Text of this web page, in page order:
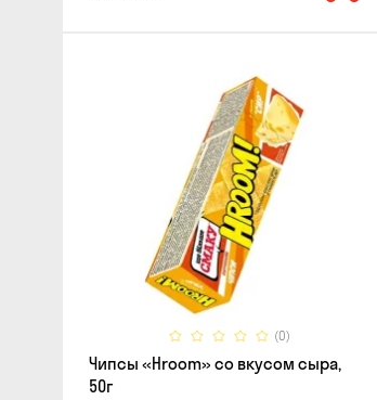
(0)
Чипсы «Hroom» со вкусом сыра,
50г